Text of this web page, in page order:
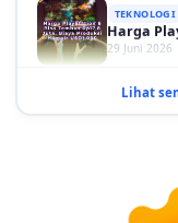
29 Juni 2026
10
Terduga
Bahaya
Diketahui
29 Juni 2026
Lihat